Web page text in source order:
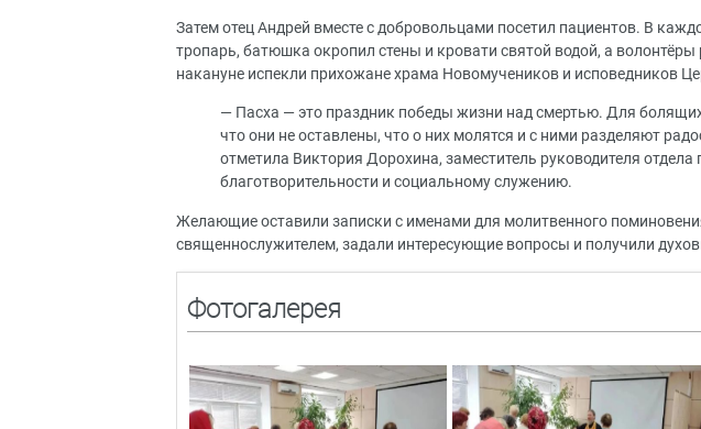
Затем отец Андрей вместе с добровольцами посетил пациентов. В
тропарь, батюшка окропил стены и кровати святой водой, а
накануне испекли прихожане храма Новомучеников и исповедников
— Пасха — это праздник победы жизни над смертью. Для
что они не оставлены, что о них молятся и с ними разделяют
отметила Виктория Дорохина, заместитель руководителя отдела
благотворительности и социальному служению.
Желающие оставили записки с именами для молитвенного
священнослужителем, задали интересующие вопросы и получили
Фотогалерея